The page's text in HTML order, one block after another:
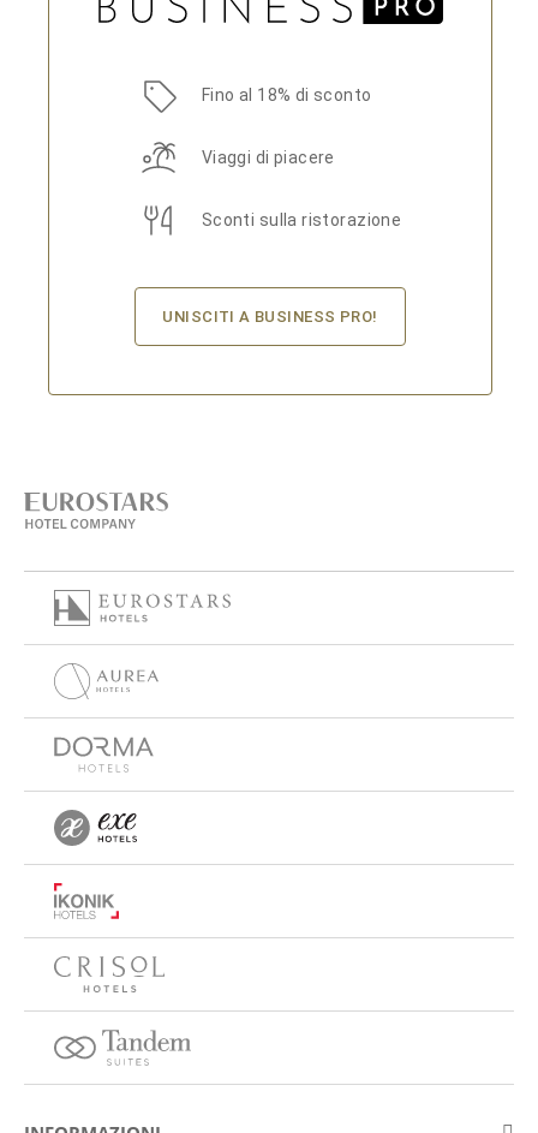
Fino al 18% di sconto
Viaggi di piacere
Sconti sulla ristorazione
UNISCITI A BUSINESS PRO!